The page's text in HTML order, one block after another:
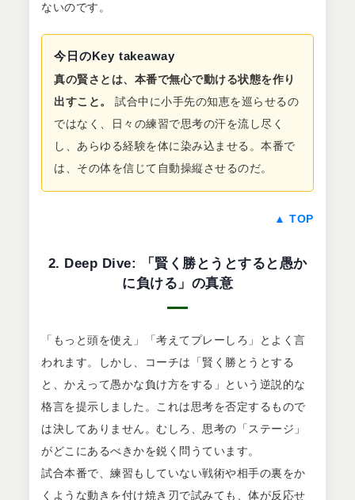
ないのです。
今日のKey takeaway
真の賢さとは、本番で無心で動ける状態を作り
出すこと。
試合中に小手先の知恵を巡らせるの
ではなく、日々の練習で思考の汗を流し尽く
し、あらゆる経験を体に染み込ませる。本番で
は、その体を信じて自動操縦させるのだ。
▲ TOP
2. Deep Dive: 「賢く勝とうとすると愚か
に負ける」の真意
「もっと頭を使え」「考えてプレーしろ」とよく言
われます。しかし、コーチは「賢く勝とうとする
と、かえって愚かな負け方をする」という逆説的な
格言を提示しました。これは思考を否定するもので
は決してありません。むしろ、思考の「ステージ」
がどこにあるべきかを鋭く問うています。
試合本番で、練習もしていない戦術や相手の裏をか
くような動きを付け焼き刃で試みても、体が反応せ